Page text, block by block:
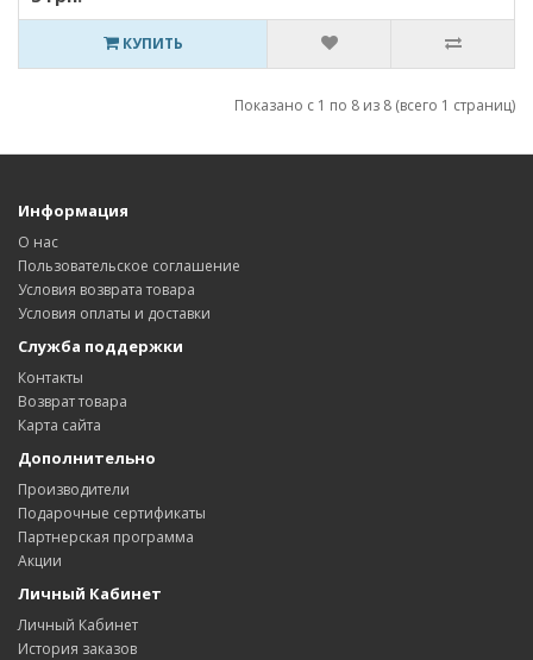
КУПИТЬ
Показано с 1 по 8 из 8 (всего 1 страниц)
Информация
О нас
Пользовательское соглашение
Условия возврата товара
Условия оплаты и доставки
Служба поддержки
Контакты
Возврат товара
Карта сайта
Дополнительно
Производители
Подарочные сертификаты
Партнерская программа
Акции
Личный Кабинет
Личный Кабинет
История заказов